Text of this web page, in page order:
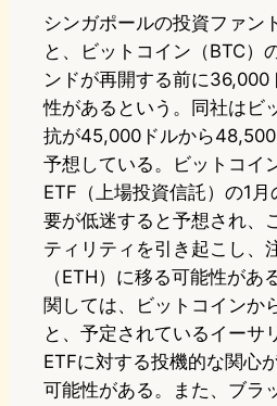
d
n
k
y
シンガポールの投資ファン
と、ビットコイン（BTC）
ンドが再開する前に36,000
性があるという。同社はビ
抗が45,000ドルから
予想している。ビットコイ
ETF（上場投資信託）の1
要が低迷すると予想され、
ティリティを引き起こし、
（ETH）に移る可能性があ
関しては、ビットコインか
と、予定されているイーサ
ETFに対する投機的な関心
可能性がある。また、ブラ